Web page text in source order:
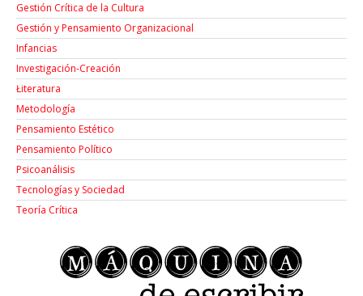
Gestión Crítica de la Cultura
Gestión y Pensamiento Organizacional
Infancias
Investigación-Creación
Łiteratura
Metodología
Pensamiento Estético
Pensamiento Político
Psicoanálisis
Tecnologías y Sociedad
Teoría Crítica